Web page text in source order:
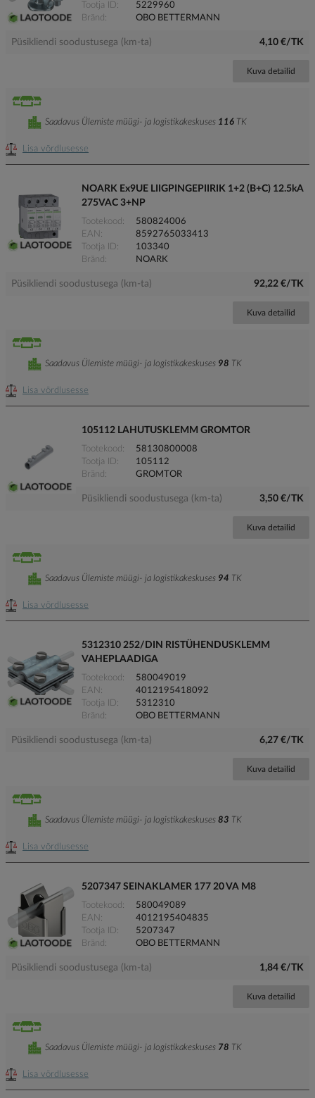
Tootja ID
5229960
Bränd
OBO BETTERMANN
Püsikliendi soodustusega (km-ta) 4,10 €/TK
Kuva detailid
Lisa võrdlusesse
Saadavus Ülemiste müügi- ja logistikakeskuses 116 TK
NOARK Ex9UE LIIGPINGEPIIRIK 1+2 (B+C) 12.5kA
275VAC 3+NP
Tootekood
580824006
EAN
8592765033413
Tootja ID
103340
Bränd
NOARK
Püsikliendi soodustusega (km-ta) 92,22 €/TK
Kuva detailid
Lisa võrdlusesse
Saadavus Ülemiste müügi- ja logistikakeskuses 98 TK
105112 LAHUTUSKLEMM GROMTOR
Tootekood
58130800008
Tootja ID
105112
Bränd
GROMTOR
Püsikliendi soodustusega (km-ta) 3,50 €/TK
Kuva detailid
Lisa võrdlusesse
Saadavus Ülemiste müügi- ja logistikakeskuses 94 TK
5312310 252/DIN RISTÜHENDUSKLEMM
VAHEPLAADIGA
Tootekood
580049019
EAN
4012195418092
Tootja ID
5312310
Bränd
OBO BETTERMANN
Püsikliendi soodustusega (km-ta) 6,27 €/TK
Kuva detailid
Lisa võrdlusesse
Saadavus Ülemiste müügi- ja logistikakeskuses 83 TK
5207347 SEINAKLAMER 177 20 VA M8
Tootekood
580049089
EAN
4012195404835
Tootja ID
5207347
Bränd
OBO BETTERMANN
Püsikliendi soodustusega (km-ta) 1,84 €/TK
Kuva detailid
Lisa võrdlusesse
Saadavus Ülemiste müügi- ja logistikakeskuses 78 TK